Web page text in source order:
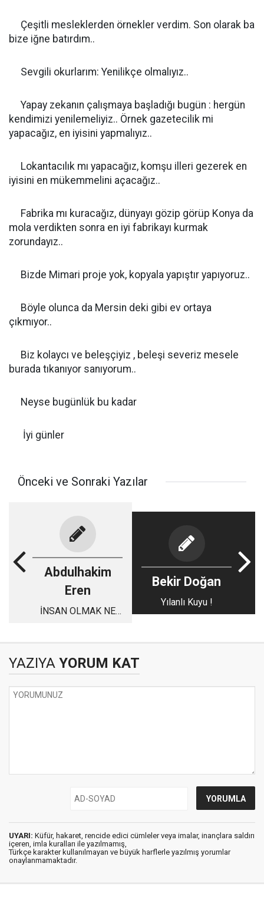
Çeşitli mesleklerden örnekler verdim. Son olarak ba
bize iğne batırdım..
Sevgili okurlarım: Yenilikçe olmalıyız..
Yapay zekanın çalışmaya başladığı bugün : hergün
kendimizi yenilemeliyiz.. Örnek gazetecilik mi
yapacağız, en iyisini yapmalıyız..
Lokantacılık mı yapacağız, komşu illeri gezerek en
iyisini en mükemmelini açacağız..
Fabrika mı kuracağız, dünyayı gözip görüp Konya da
mola verdikten sonra en iyi fabrikayı kurmak
zorundayız..
Bizde Mimari proje yok, kopyala yapıştır yapıyoruz..
Böyle olunca da Mersin deki gibi ev ortaya
çıkmıyor..
Biz kolaycı ve beleşçiyiz , beleşi severiz mesele
burada tıkanıyor sanıyorum..
Neyse bugünlük bu kadar
İyi günler
Önceki ve Sonraki Yazılar
Abdulhakim
Eren
İNSAN OLMAK NE
Bekir Doğan
Yılanlı Kuyu !
YAZIYA YORUM KAT
UYARI: Küfür, hakaret, rencide edici cümleler veya imalar, inançlara saldırı
içeren, imla kuralları ile yazılmamış,
Türkçe karakter kullanılmayan ve büyük harflerle yazılmış yorumlar
onaylanmamaktadır.